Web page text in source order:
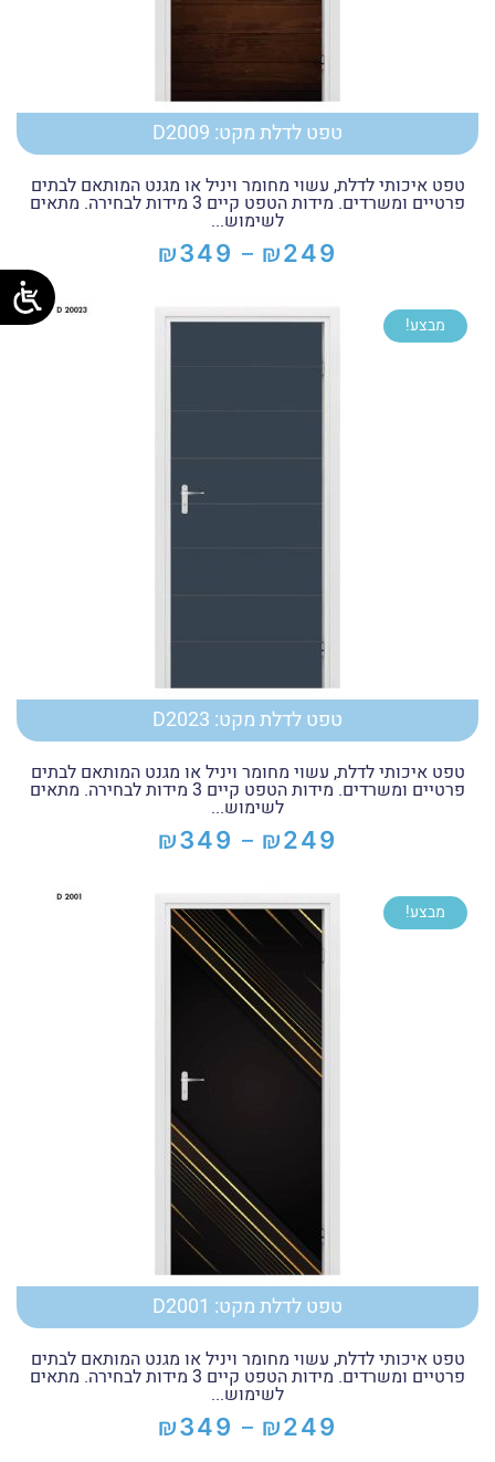
טפט לדלת מקט: D2009
טפט איכותי לדלת, עשוי מחומר ויניל או מגנט המותאם לבתים
פרטיים ומשרדים. מידות הטפט קיים 3 מידות לבחירה. מתאים
לשימוש...
₪249
–
₪349טווח
עד
מבצע!
טפט לדלת מקט: D2023
טפט איכותי לדלת, עשוי מחומר ויניל או מגנט המותאם לבתים
פרטיים ומשרדים. מידות הטפט קיים 3 מידות לבחירה. מתאים
לשימוש...
₪249
–
₪349טווח
עד
⁦₪349⁩
מבצע!
טפט לדלת מקט: D2001
טפט איכותי לדלת, עשוי מחומר ויניל או מגנט המותאם לבתים
פרטיים ומשרדים. מידות הטפט קיים 3 מידות לבחירה. מתאים
לשימוש...
₪249
–
₪349טווח